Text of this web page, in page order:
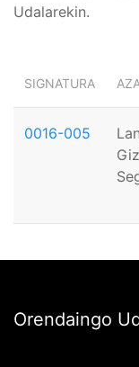
Udalarekin.
SIGNATURA
0016-005
Orendaingo